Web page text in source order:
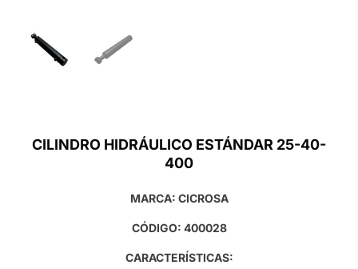
CILINDRO HIDRÁULICO ESTÁNDAR 25-40-
400
MARCA: CICROSA
CÓDIGO: 400028
CARACTERÍSTICAS: